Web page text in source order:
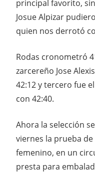
principal favorito,
Josue Alpizar
quien nos derrotó
Rodas cronometró
zarcereño Jose
42:12 y tercero fue
con 42:40.
Ahora la selección
viernes la prueba
femenino, en un
presta para